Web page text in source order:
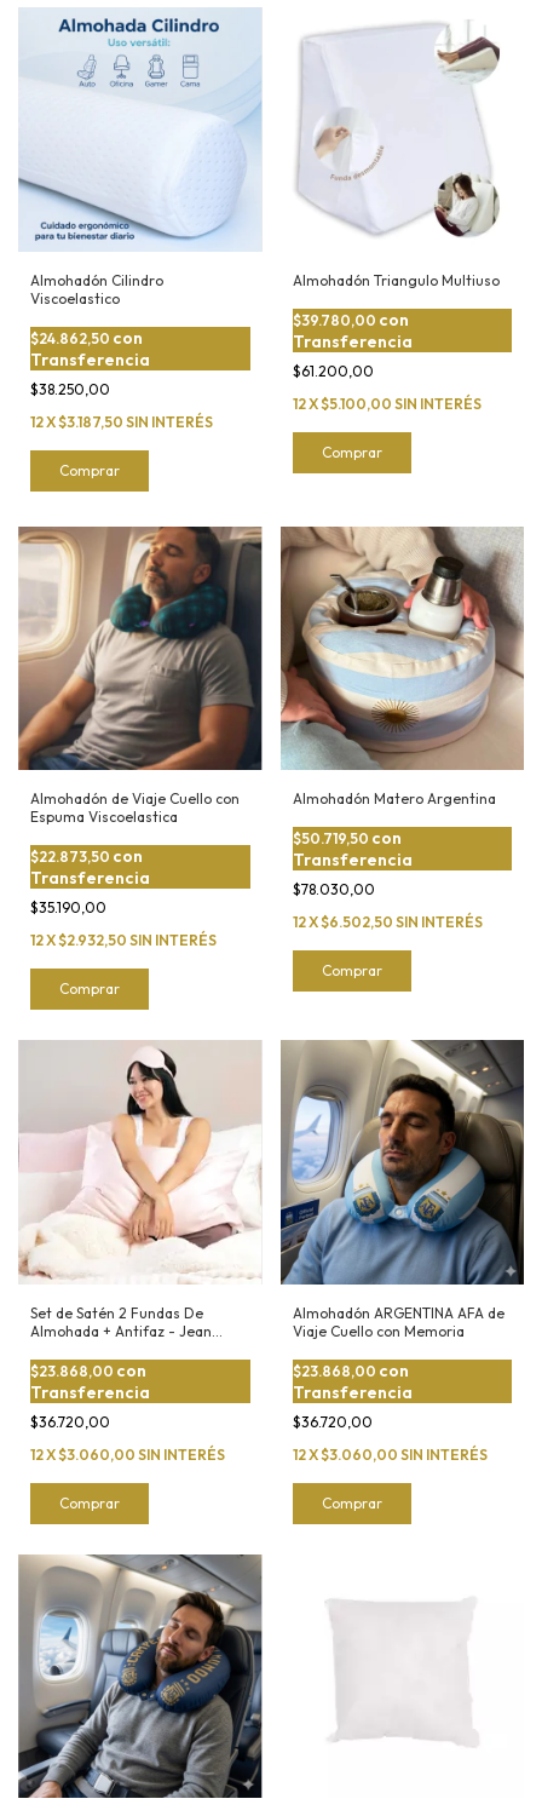
Almohadón Cilindro
Viscoelastico
$38.250,00
$24.862,50 con
Transferencia
12X$3.187,50 SIN INTERÉS
Almohadón Triangulo Multiuso
$61.200,00
$39.780,00 con
Transferencia
12X$5.100,00 SIN INTERÉS
Almohadón de Viaje Cuello con
Espuma Viscoelastica
$35.190,00
$22.873,50 con
Transferencia
12X$2.932,50 SIN INTERÉS
Comprar
Almohadón Matero Argentina
$78.030,00
$50.719,50 con
Transferencia
12X$6.502,50 SIN INTERÉS
Set de Satén 2 Fundas De
Almohada + Antifaz - Jean
$36.720,00
$23.868,00 con
Transferencia
12X$3.060,00 SIN INTERÉS
Comprar
Almohadón ARGENTINA AFA de
Viaje Cuello con Memoria
$36.720,00
$23.868,00 con
Transferencia
12X$3.060,00 SIN INTERÉS
Comprar